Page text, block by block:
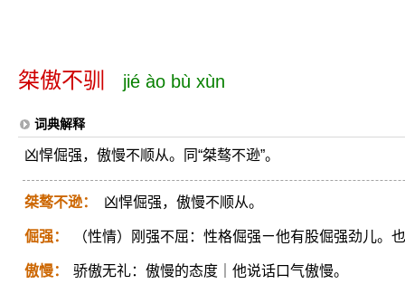
桀傲不驯 jié ào bù xùn
词典解释
凶悍倔强，傲慢不顺从。同“桀骜不逊”。
桀骜不逊： 凶悍倔强，傲慢不顺从。
倔强： （性情）刚强不屈：性格倔强ㄧ他有股倔强劲儿。
傲慢： 骄傲无礼：傲慢的态度｜他说话口气傲慢。